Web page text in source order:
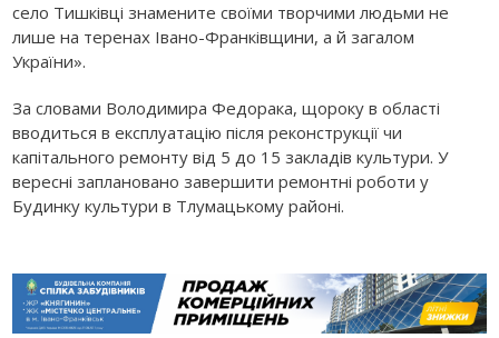
село Тишківці знамените своїми творчими людьми не
лише на теренах Івано-Франківщини, а й загалом
України».
За словами Володимира Федорака, щороку в області
вводиться в експлуатацію після реконструкції чи
капітального ремонту від 5 до 15 закладів культури. У
вересні заплановано завершити ремонтні роботи у
Будинку культури в Тлумацькому районі.